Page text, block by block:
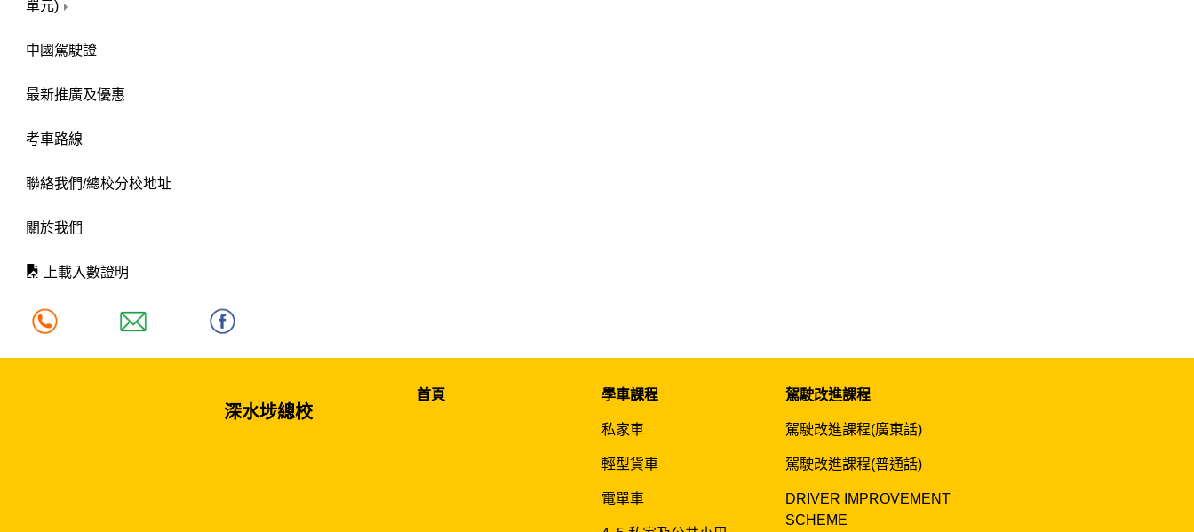
單元)
中國駕駛證
最新推廣及優惠
考車路線
聯絡我們/總校分校地址
關於我們
上載入數證明
深水埗總校
首頁 學車課程
私家車
輕型貨車
電單車
駕駛改進課程
駕駛改進課程(廣東話)
駕駛改進課程(普通話)
DRIVER IMPROVEMENT
SCHEME